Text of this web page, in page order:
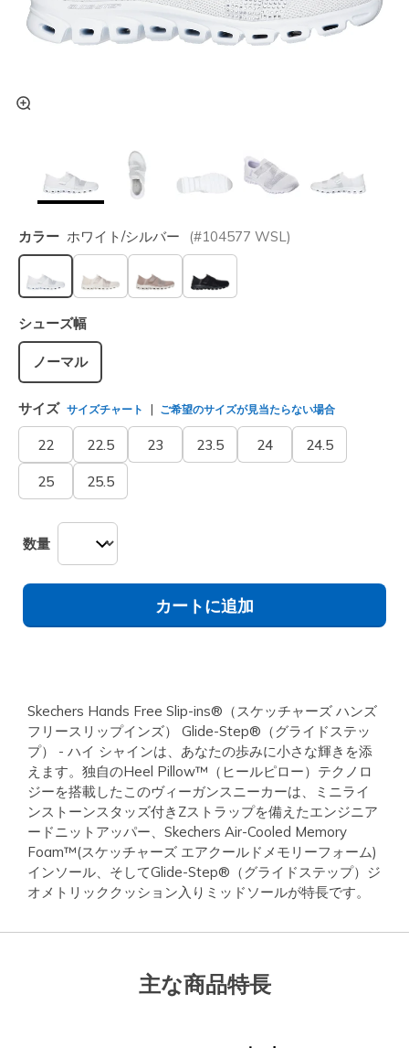
カラー ホワイト/シルバー (#104577 WSL)
選択されました
シューズ幅
ノーマル
サイズ サイズチャート ご希望のサイズが見当たらない場合
22 22.5 23 23.5 24 24.5
25 25.5
数量
カートに追加
Skechers Hands Free Slip-ins®（スケッチャーズ ハンズ
フリースリップインズ） Glide-Step®（グライドステッ
プ） - ハイ シャインは、あなたの歩みに小さな輝きを添
えます。独自のHeel Pillow™（ヒールピロー）テクノロ
ジーを搭載したこのヴィーガンスニーカーは、ミニライ
ンストーンスタッズ付きZストラップを備えたエンジニア
ードニットアッパー、Skechers Air-Cooled Memory
Foam™(スケッチャーズ エアクールドメモリーフォーム)
インソール、そしてGlide-Step®（グライドステップ）ジ
オメトリッククッション入りミッドソールが特長です。
主な商品特長